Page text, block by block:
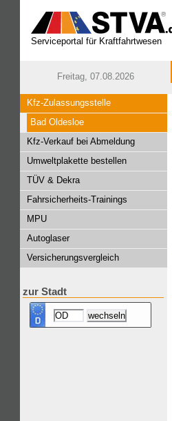
Serviceportal für Kraftfahrtwesen
Freitag, 07.08.2026
Kfz-Zulassungsstelle
Bad Oldesloe
Kfz-Verkauf bei Abmeldung
Umweltplakette bestellen
TÜV & Dekra
Fahrsicherheits-Trainings
MPU
Autoglaser
Versicherungsvergleich
zur Stadt